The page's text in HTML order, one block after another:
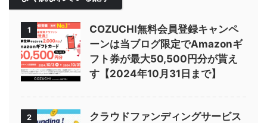
1
COZUCHI無料会員登録キャンペ
ーンは当ブログ限定でAmazonギ
フト券が最大50,500円分が貰え
す【2024年10月31日まで】
2
クラウドファンディングサービス